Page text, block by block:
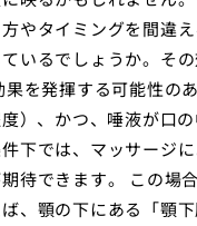
やタイミングを間違
いるでしょうか。そ
を発揮する可能性の
）、かつ、唾液が口
下では、マッサージ
待できます。 この場
、顎の下にある「顎